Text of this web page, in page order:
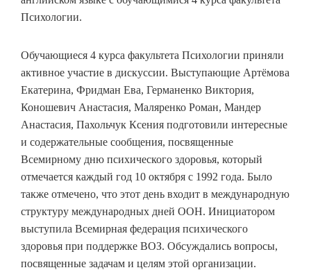
Психологии.
Обучающиеся 4 курса факультета Психологии приняли
активное участие в дискуссии. Выступающие Артёмова
Екатерина, Фридман Ева, Германенко Виктория,
Коношевич Анастасия, Маляренко Роман, Мандер
Анастасия, Пахольчук Ксения подготовили интересные
и содержательные сообщения, посвященные
Всемирному дню психического здоровья, который
отмечается каждый год 10 октября с 1992 года. Было
также отмечено, что этот день входит в международную
структуру международных дней ООН. Инициатором
выступила Всемирная федерация психического
здоровья при поддержке ВОЗ. Обсуждались вопросы,
посвященные задачам и целям этой организации.